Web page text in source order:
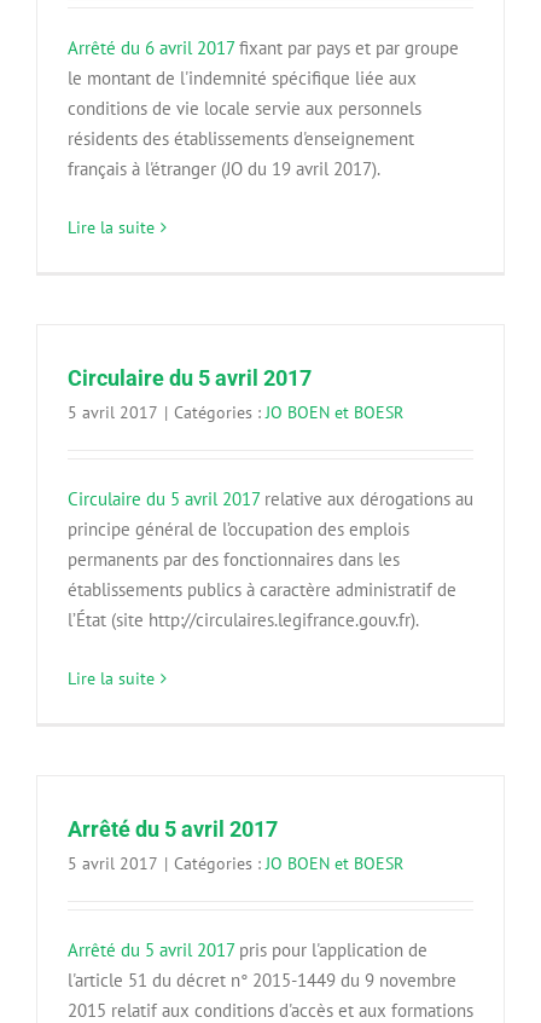
Arrêté du 6 avril 2017 fixant par pays et par groupe
le montant de l'indemnité spécifique liée aux
conditions de vie locale servie aux personnels
résidents des établissements d'enseignement
français à l'étranger (JO du 19 avril 2017).
Lire la suite
Circulaire du 5 avril 2017
5 avril 2017 | Catégories : JO BOEN et BOESR
Circulaire du 5 avril 2017 relative aux dérogations au
principe général de l’occupation des emplois
permanents par des fonctionnaires dans les
établissements publics à caractère administratif de
l’État (site http://circulaires.legifrance.gouv.fr).
Lire la suite
Arrêté du 5 avril 2017
5 avril 2017 | Catégories : JO BOEN et BOESR
Arrêté du 5 avril 2017 pris pour l'application de
l'article 51 du décret n° 2015-1449 du 9 novembre
2015 relatif aux conditions d'accès et aux formations